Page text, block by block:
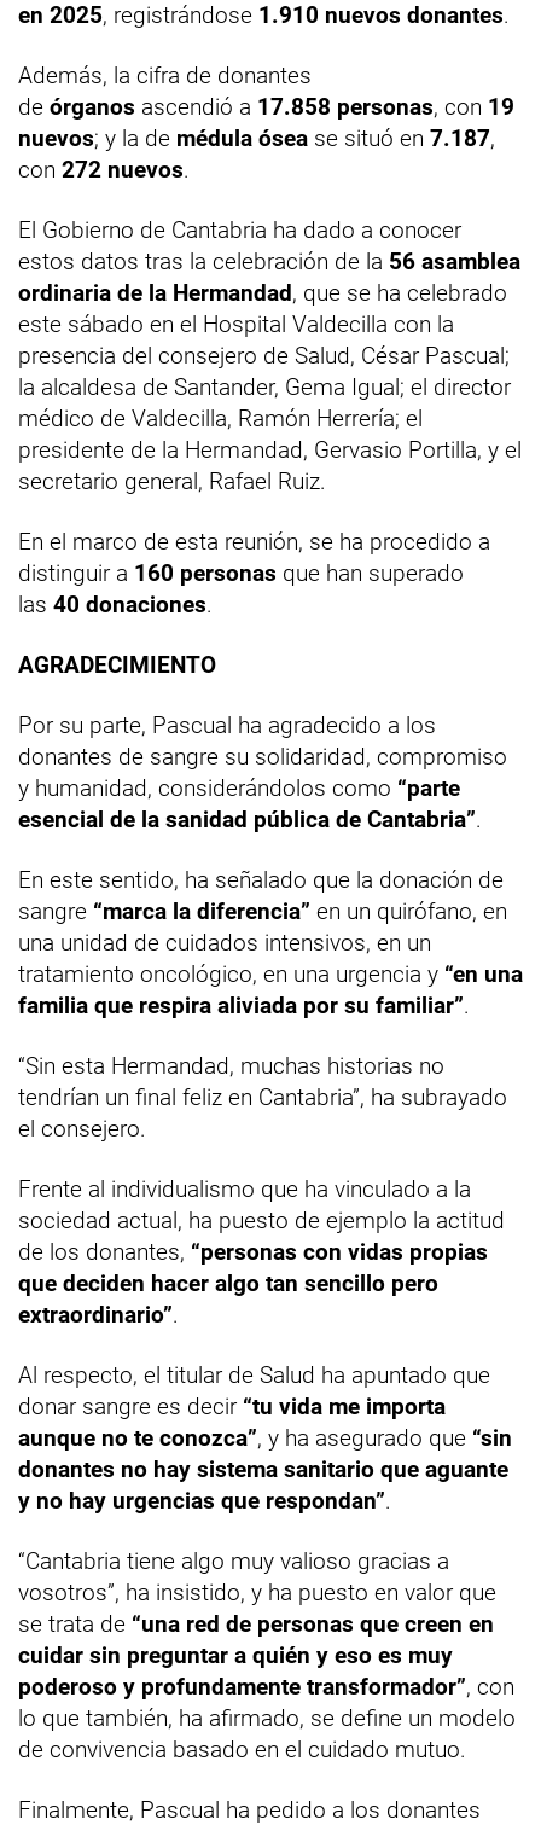
en 2025, registrándose 1.910 nuevos donantes.
Además, la cifra de donantes
de órganos ascendió a 17.858 personas, con 19
nuevos; y la de médula ósea se situó en 7.187,
con 272 nuevos.
El Gobierno de Cantabria ha dado a conocer
estos datos tras la celebración de la 56 asamblea
ordinaria de la Hermandad, que se ha celebrado
este sábado en el Hospital Valdecilla con la
presencia del consejero de Salud, César Pascual;
la alcaldesa de Santander, Gema Igual; el director
médico de Valdecilla, Ramón Herrería; el
presidente de la Hermandad, Gervasio Portilla, y el
secretario general, Rafael Ruiz.
En el marco de esta reunión, se ha procedido a
distinguir a 160 personas que han superado
las 40 donaciones.
AGRADECIMIENTO
Por su parte, Pascual ha agradecido a los
donantes de sangre su solidaridad, compromiso
y humanidad, considerándolos como “parte
esencial de la sanidad pública de Cantabria”.
En este sentido, ha señalado que la donación de
sangre “marca la diferencia” en un quirófano, en
una unidad de cuidados intensivos, en un
tratamiento oncológico, en una urgencia y “en una
familia que respira aliviada por su familiar”.
“Sin esta Hermandad, muchas historias no
tendrían un final feliz en Cantabria”, ha subrayado
el consejero.
Frente al individualismo que ha vinculado a la
sociedad actual, ha puesto de ejemplo la actitud
de los donantes, “personas con vidas propias
que deciden hacer algo tan sencillo pero
extraordinario”.
Al respecto, el titular de Salud ha apuntado que
donar sangre es decir “tu vida me importa
aunque no te conozca”, y ha asegurado que “sin
donantes no hay sistema sanitario que aguante
y no hay urgencias que respondan”.
“Cantabria tiene algo muy valioso gracias a
vosotros”, ha insistido, y ha puesto en valor que
se trata de “una red de personas que creen en
cuidar sin preguntar a quién y eso es muy
poderoso y profundamente transformador”, con
lo que también, ha afirmado, se define un modelo
de convivencia basado en el cuidado mutuo.
Finalmente, Pascual ha pedido a los donantes